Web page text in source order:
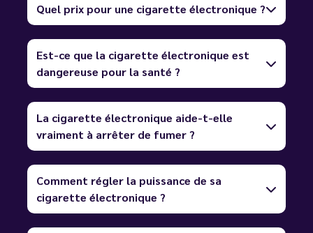
Quel prix pour une cigarette électronique ?
Est-ce que la cigarette électronique est
dangereuse pour la santé ?
La cigarette électronique aide-t-elle
vraiment à arrêter de fumer ?
Comment régler la puissance de sa
cigarette électronique ?